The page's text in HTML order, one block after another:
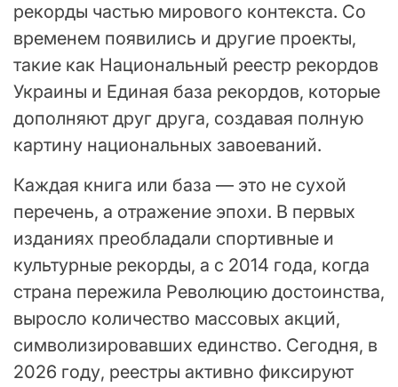
рекорды частью мирового контекста. Со
временем появились и другие проекты,
такие как Национальный реестр рекордов
Украины и Единая база рекордов, которые
дополняют друг друга, создавая полную
картину национальных завоеваний.
Каждая книга или база — это не сухой
перечень, а отражение эпохи. В первых
изданиях преобладали спортивные и
культурные рекорды, а с 2014 года, когда
страна пережила Революцию достоинства,
выросло количество массовых акций,
символизировавших единство. Сегодня, в
2026 году, реестры активно фиксируют